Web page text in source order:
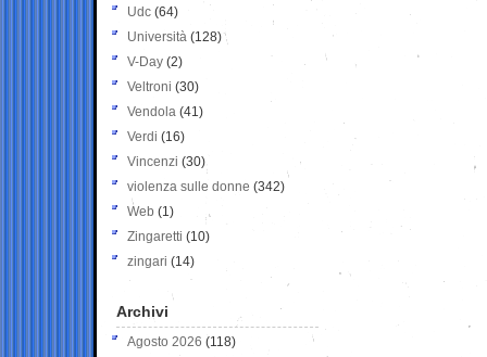
Udc (64)
Università (128)
V-Day (2)
Veltroni (30)
Vendola (41)
Verdi (16)
Vincenzi (30)
violenza sulle donne (342)
Web (1)
Zingaretti (10)
zingari (14)
Archivi
Agosto 2026 (118)